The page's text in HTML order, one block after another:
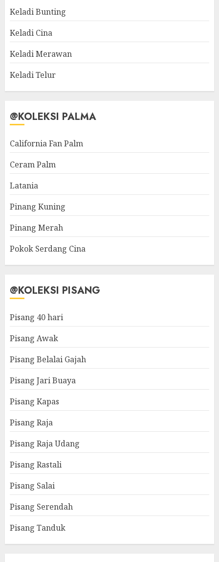
Keladi Bunting
Keladi Cina
Keladi Merawan
Keladi Telur
@KOLEKSI PALMA
California Fan Palm
Ceram Palm
Latania
Pinang Kuning
Pinang Merah
Pokok Serdang Cina
@KOLEKSI PISANG
Pisang 40 hari
Pisang Awak
Pisang Belalai Gajah
Pisang Jari Buaya
Pisang Kapas
Pisang Raja
Pisang Raja Udang
Pisang Rastali
Pisang Salai
Pisang Serendah
Pisang Tanduk